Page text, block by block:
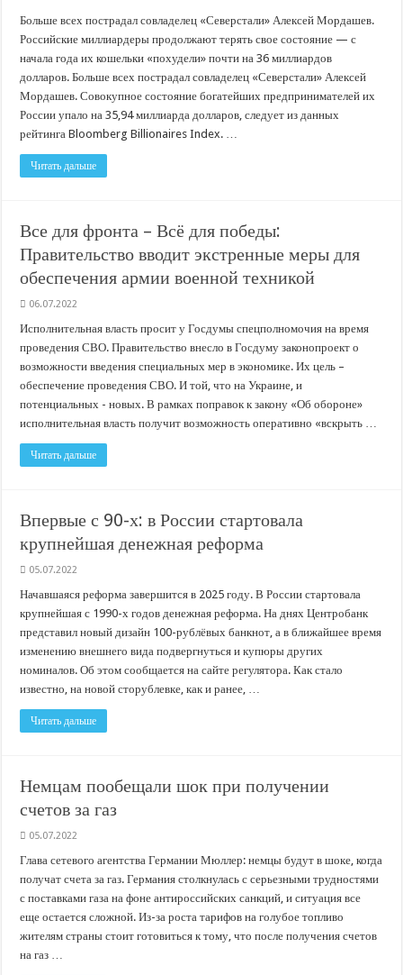
Больше всех пострадал совладелец «Северстали» Алексей Мордашев.
Российские миллиардеры продолжают терять свое состояние — с
начала года их кошельки «похудели» почти на 36 миллиардов
долларов. Больше всех пострадал совладелец «Северстали» Алексей
Мордашев. Совокупное состояние богатейших предпринимателей их
России упало на 35,94 миллиарда долларов, следует из данных
рейтинга Bloomberg Billionaires Index. …
Читать дальше
Все для фронта – Всё для победы:
Правительство вводит экстренные меры для
обеспечения армии военной техникой
06.07.2022
Исполнительная власть просит у Госдумы спецполномочия на время
проведения СВО. Правительство внесло в Госдуму законопроект о
возможности введения специальных мер в экономике. Их цель –
обеспечение проведения СВО. И той, что на Украине, и
потенциальных - новых. В рамках поправок к закону «Об обороне»
исполнительная власть получит возможность оперативно «вскрыть …
Читать дальше
Впервые с 90-х: в России стартовала
крупнейшая денежная реформа
05.07.2022
Начавшаяся реформа завершится в 2025 году. В России стартовала
крупнейшая с 1990-х годов денежная реформа. На днях Центробанк
представил новый дизайн 100-рублёвых банкнот, а в ближайшее время
изменению внешнего вида подвергнуться и купюры других
номиналов. Об этом сообщается на сайте регулятора. Как стало
известно, на новой сторублевке, как и ранее, …
Читать дальше
Немцам пообещали шок при получении
счетов за газ
05.07.2022
Глава сетевого агентства Германии Мюллер: немцы будут в шоке, когда
получат счета за газ. Германия столкнулась с серьезными трудностями
с поставками газа на фоне антироссийских санкций, и ситуация все
еще остается сложной. Из-за роста тарифов на голубое топливо
жителям страны стоит готовиться к тому, что после получения счетов
на газ …